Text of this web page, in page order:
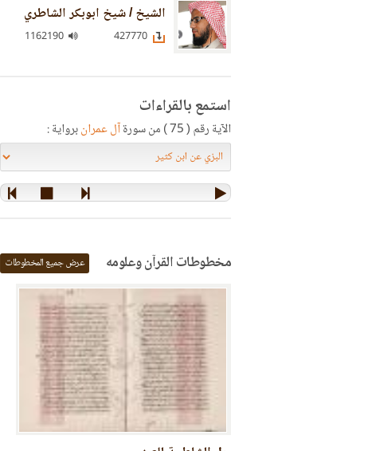
الشيخ / شيخ ابوبكر الشاطري
استمع بالقراءات
الآية رقم ( 75 ) من سورة آل عمرانبرواية :
مخطوطات القرآن وعلومه عرض جميع المخطوطات